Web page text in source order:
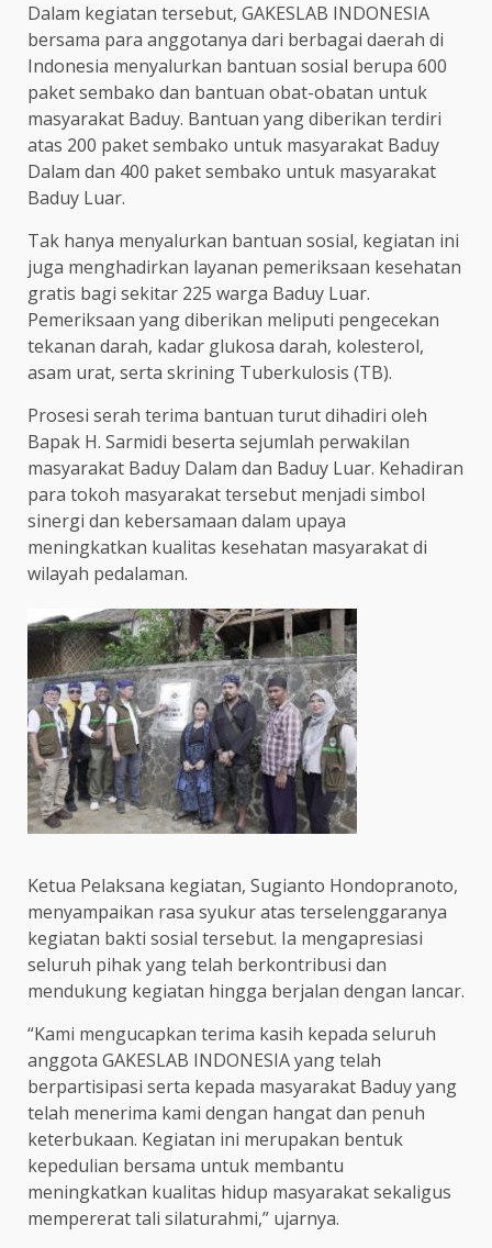
Dalam kegiatan tersebut, GAKESLAB INDONESIA
bersama para anggotanya dari berbagai daerah di
Indonesia menyalurkan bantuan sosial berupa 600
paket sembako dan bantuan obat-obatan untuk
masyarakat Baduy. Bantuan yang diberikan terdiri
atas 200 paket sembako untuk masyarakat Baduy
Dalam dan 400 paket sembako untuk masyarakat
Baduy Luar.
Tak hanya menyalurkan bantuan sosial, kegiatan ini
juga menghadirkan layanan pemeriksaan kesehatan
gratis bagi sekitar 225 warga Baduy Luar.
Pemeriksaan yang diberikan meliputi pengecekan
tekanan darah, kadar glukosa darah, kolesterol,
asam urat, serta skrining Tuberkulosis (TB).
Prosesi serah terima bantuan turut dihadiri oleh
Bapak H. Sarmidi beserta sejumlah perwakilan
masyarakat Baduy Dalam dan Baduy Luar. Kehadiran
para tokoh masyarakat tersebut menjadi simbol
sinergi dan kebersamaan dalam upaya
meningkatkan kualitas kesehatan masyarakat di
wilayah pedalaman.
Ketua Pelaksana kegiatan, Sugianto Hondopranoto,
menyampaikan rasa syukur atas terselenggaranya
kegiatan bakti sosial tersebut. Ia mengapresiasi
seluruh pihak yang telah berkontribusi dan
mendukung kegiatan hingga berjalan dengan lancar.
“Kami mengucapkan terima kasih kepada seluruh
anggota GAKESLAB INDONESIA yang telah
berpartisipasi serta kepada masyarakat Baduy yang
telah menerima kami dengan hangat dan penuh
keterbukaan. Kegiatan ini merupakan bentuk
kepedulian bersama untuk membantu
meningkatkan kualitas hidup masyarakat sekaligus
mempererat tali silaturahmi,” ujarnya.